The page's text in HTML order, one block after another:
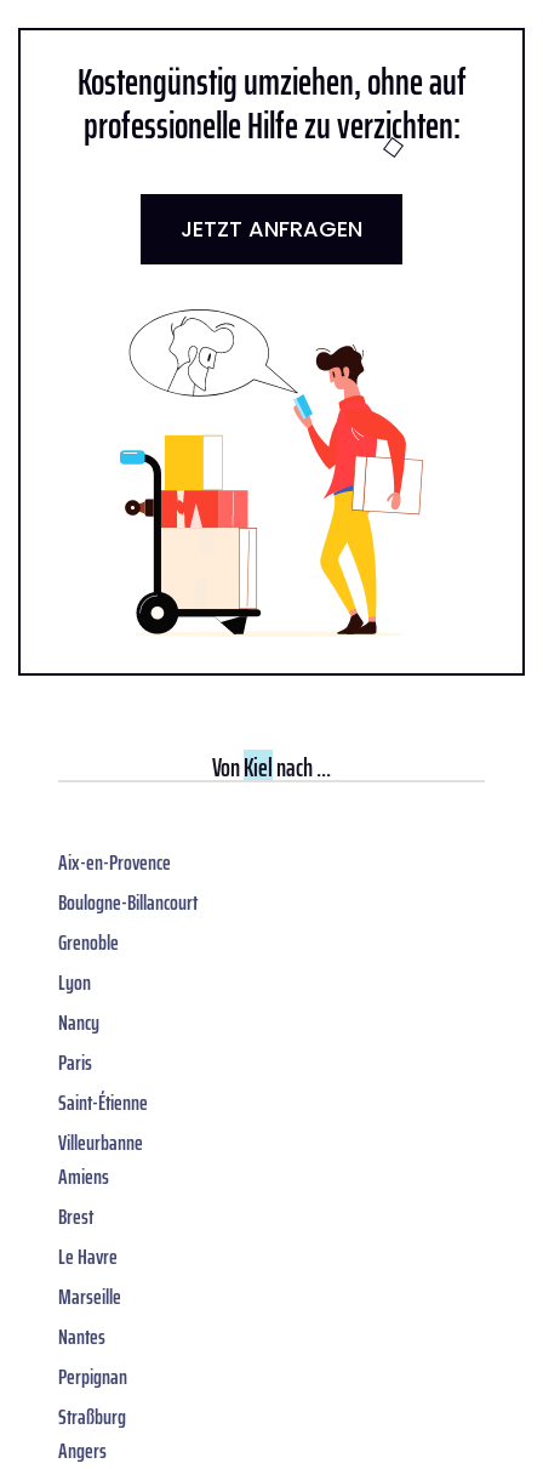
Kostengünstig umziehen, ohne auf
professionelle Hilfe zu verzichten:
JETZT ANFRAGEN
VonKielnach ...
Aix-en-Provence
Boulogne-Billancourt
Grenoble
Lyon
Nancy
Paris
Saint-Étienne
Villeurbanne
Amiens
Brest
Le Havre
Marseille
Nantes
Perpignan
Straßburg
Angers